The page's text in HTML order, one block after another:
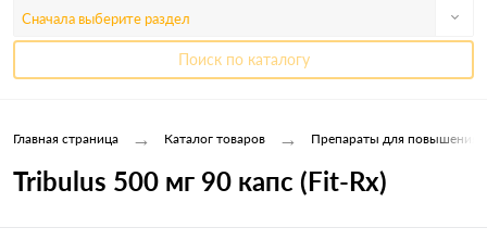
Сначала выберите раздел
Поиск по каталогу
Главная страница → Каталог товаров → Препараты для повышения
Tribulus 500 мг 90 капс (Fit-Rx)